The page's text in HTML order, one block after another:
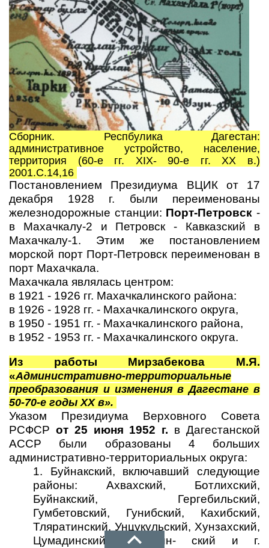
Сборник. Респбулика Дагестан:
административное устройство, население,
территория (60-е гг. XIX- 90-е гг. XX в.)
2001.С.14,16
Постановлением Президиума ВЦИК от 17
декабря 1928 г. были переименованы
железнодорожные станции: Порт-Петровск -
в Махачкалу-2 и Петровск - Кавказский в
Махачкалу-1. Этим же постановлением
морской порт Порт-Петровск переименован в
порт Махачкала.
Махачкала являлась центром:
в 1921 - 1926 гг. Махачкалинского района:
в 1926 - 1928 гг. - Махачкалинского округа,
в 1950 - 1951 гг. - Махачкалинского района,
в 1952 - 1953 гг. - Махачкалинского округа.
Из работы Мирзабекова М.Я.
«Административно-территориальные
преобразования и изменения в Дагестане в
50-70-е годы ХХ в».
Указом Президиума Верховного Совета
РСФСР от 25 июня 1952 г. в Дагестанской
АССР были образованы 4 больших
административно-территориальных округа:
1. Буйнакский, включавший следующие
районы: Ахвахский, Ботлихский,
Буйнакский, Гергебильский,
Гумбетовский, Гунибский, Кахибский,
Тляратинский, Унцукульский, Хунзахский,
Цумадинский, Чародин- ский и г.